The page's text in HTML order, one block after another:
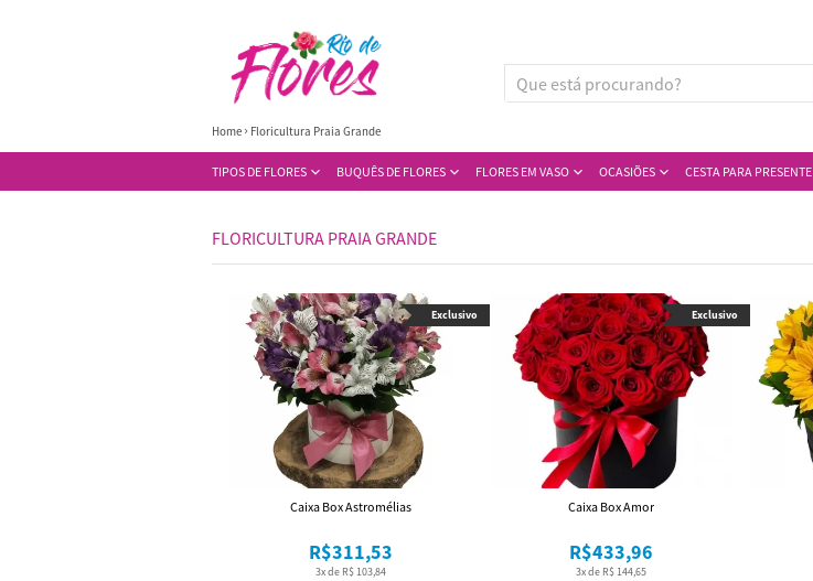
TIPOS DE FLORES BUQUÊS DE FLORES FLORES EM VASO OCASIÕES CESTA PARA PRESENTE
Home Floricultura Praia Grande
FLORICULTURA PRAIA GRANDE
3x de R$ 103,84
R$311,53
Caixa Box Astromélias
Exclusivo
3x de R$ 144,65
R$433,96
Caixa Box Amor
Exclusivo